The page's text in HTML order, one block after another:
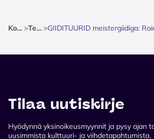
Kotisivu > Teatteri >
Tilaa uutiskirje
Hyödynnä yksinoikeusmyynnit ja pysy ajan
uusimmista kulttuuri- ja viihdetapahtumista.